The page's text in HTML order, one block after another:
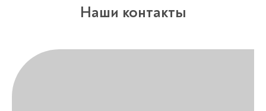
Наши контакты